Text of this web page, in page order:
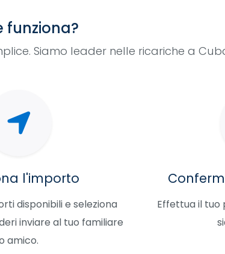
funziona?
Siamo leader nelle ricariche a
l'importo
disponibili e seleziona
inviare al tuo familiare
amico.
Effettua il tuo